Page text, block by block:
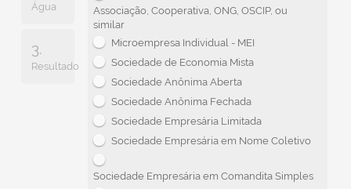
Água
3.
Resultado
Associação, Cooperativa, ONG, OSCIP, ou
similar
Microempresa Individual - MEI
Sociedade de Economia Mista
Sociedade Anônima Aberta
Sociedade Anônima Fechada
Sociedade Empresária Limitada
Sociedade Empresária em Nome Coletivo
Sociedade Empresária em Comandita Simples